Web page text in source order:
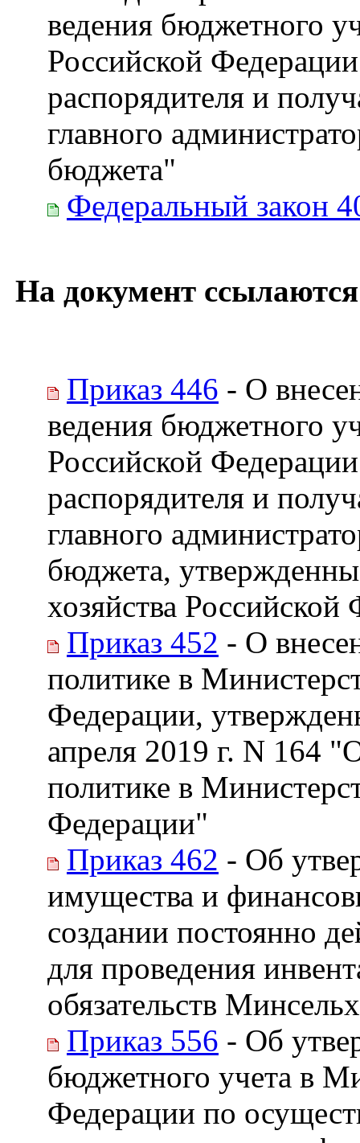
ведения бюджетного
Российской
распорядителя и
главного
бюджета"
Федеральный закон
На документ
Приказ 446 - О
ведения бюджетного
Российской
распорядителя и
главного
бюджета,
хозяйства
Приказ 452 - О
политике в
Федерации,
апреля 2019 г. N 164
политике в
Федерации"
Приказ 462 - Об
имущества и
создании постоянно
для проведения
обязательств
Приказ 556 - Об
бюджетного учета в
Федерации по